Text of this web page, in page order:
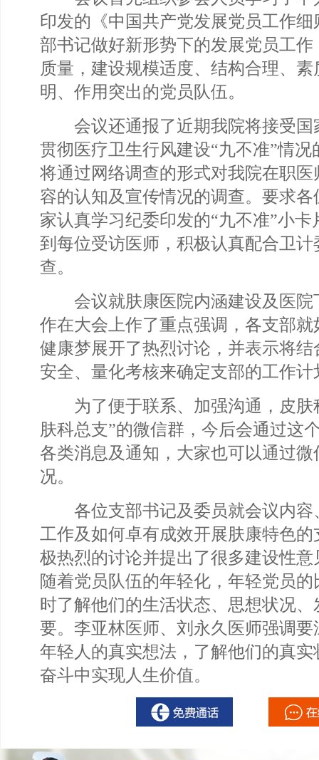
印发的《中国共产党发展党员工作
部书记做好新形势下的发展党员工
质量，建设规模适度、结构合理、
明、作用突出的党员队伍。
会议还通报了近期我院将接受国
贯彻医疗卫生行风建设“九不准”情
将通过网络调查的形式对我院在职医
容的认知及宣传情况的调查。要求
家认真学习纪委印发的“九不准”小
到每位受访医师，积极认真配合卫
查。
会议就肤康医院内涵建设及医院
作在大会上作了重点强调，各支部
健康梦展开了热烈讨论，并表示将
安全、量化考核来确定支部的工作
为了便于联系、加强沟通，皮肤
肤科总支”的微信群，今后会通过这
各类消息及通知，大家也可以通过
况。
各位支部书记及委员就会议内容
工作及如何卓有成效开展肤康特色
极热烈的讨论并提出了很多建设性
随着党员队伍的年轻化，年轻党员
时了解他们的生活状态、思想状况
要。李亚林医师、刘永久医师强调
年轻人的真实想法，了解他们的真
奋斗中实现人生价值。